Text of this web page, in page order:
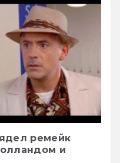
ремейк
и